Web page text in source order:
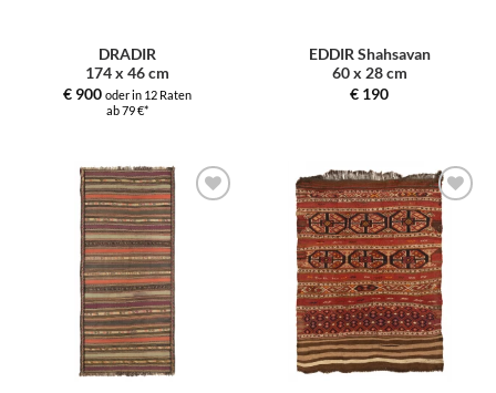
DRADIR
174 x 46 cm
€900 oder in 12 Raten
ab 79 €*
EDDIR Shahsavan
60 x 28 cm
€ 190
Auswahl
hinzufügen
Zur
Auswahl
hinzufügen